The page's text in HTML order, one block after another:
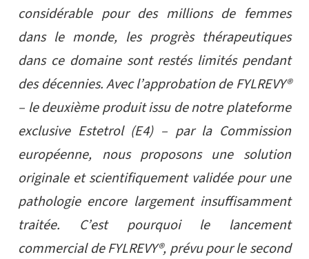
considérable pour des millions de femmes
dans le monde, les progrès thérapeutiques
dans ce domaine sont restés limités pendant
des décennies. Avec l’approbation de FYLREVY®
– le deuxième produit issu de notre plateforme
exclusive Estetrol (E4) – par la Commission
européenne, nous proposons une solution
originale et scientifiquement validée pour une
pathologie encore largement insuffisamment
traitée. C’est pourquoi le lancement
commercial de FYLREVY®, prévu pour le second